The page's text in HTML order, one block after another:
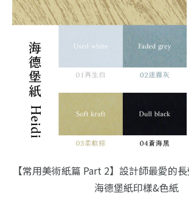
【常用美術紙篇 Part 2】設計師最愛的
海德堡紙印樣&色紙